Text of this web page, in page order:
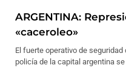
ARGENTINA:
«caceroleo»
El fuerte operativo de
policía de la capital argentina